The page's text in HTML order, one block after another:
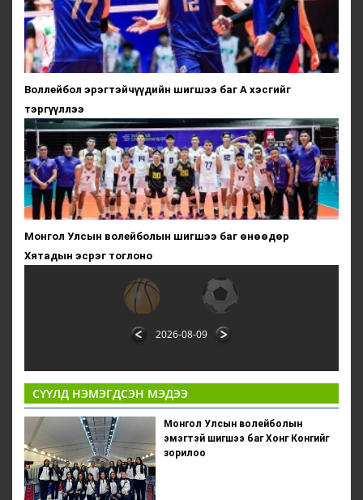
Воллейбол эрэгтэйчүүдийн шигшээ баг А хэсгийг
тэргүүллээ
Монгол Улсын волейболын шигшээ баг өнөөдөр
Хятадын эсрэг тоглоно
2026-08-09
СҮҮЛД НЭМЭГДСЭН МЭДЭЭ
Монгол Улсын волейболын
эмэгтэй шигшээ баг Хонг Конгийг
зорилоо